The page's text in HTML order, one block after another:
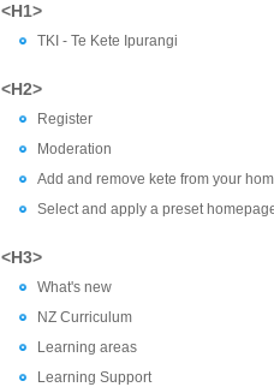
<H1>
TKI - Te Kete Ipurangi
<H2>
Register
Moderation
Add and remove kete from your
Select and apply a preset
<H3>
What's new
NZ Curriculum
Learning areas
Learning Support